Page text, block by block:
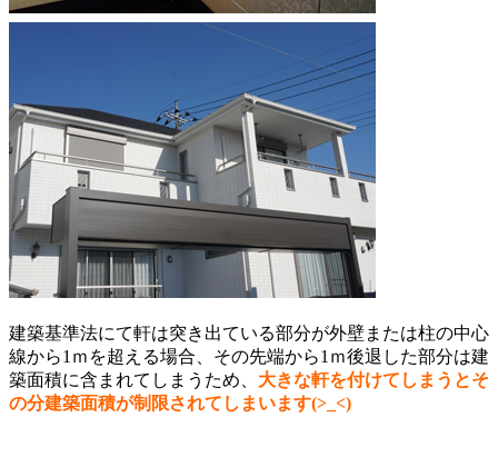
建築基準法にて軒は突き出ている部分が外壁または柱の中心
線から1ｍを超える場合、その先端から1ｍ後退した部分は建
築面積に含まれてしまうため、 大きな軒を付けてしまうとそ
の分建築面積が制限されてしまいます(>_<)